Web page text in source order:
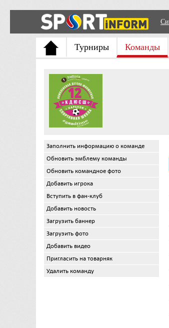
Турниры Команды
Заполнить информацию о команде
Обновить эмблему команды
Обновить командное фото
Добавить игрока
Вступить в фан-клуб
Добавить новость
Загрузить баннер
Загрузить фото
Добавить видео
Пригласить на товарняк
Удалить команду